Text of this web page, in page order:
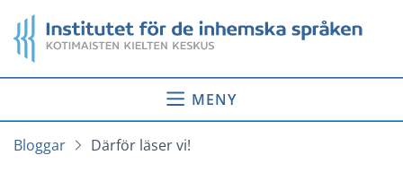
till
innehåll
Startsida
MENY
Bloggar Därför läser vi!